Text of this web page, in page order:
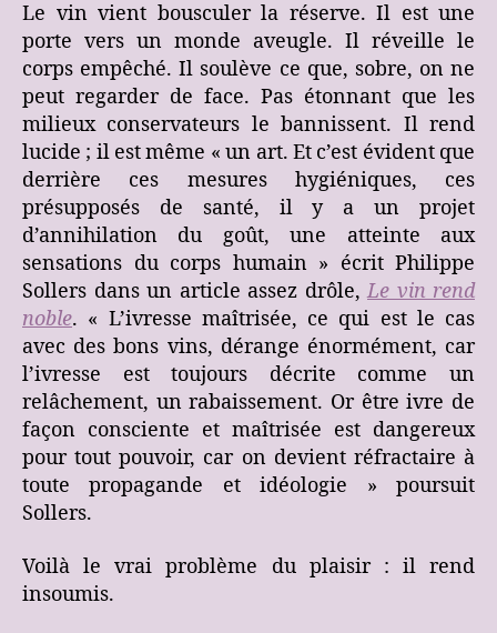
Le vin vient bousculer la réserve. Il est une
porte vers un monde aveugle. Il réveille le
corps empêché. Il soulève ce que, sobre, on ne
peut regarder de face. Pas étonnant que les
milieux conservateurs le bannissent. Il rend
lucide ; il est même « un art. Et c’est évident que
derrière ces mesures hygiéniques, ces
présupposés de santé, il y a un projet
d’annihilation du goût, une atteinte aux
sensations du corps humain » écrit Philippe
Sollers dans un article assez drôle,Le vin rend
noble. « L’ivresse maîtrisée, ce qui est le cas
avec des bons vins, dérange énormément, car
l’ivresse est toujours décrite comme un
relâchement, un rabaissement. Or être ivre de
façon consciente et maîtrisée est dangereux
pour tout pouvoir, car on devient réfractaire à
toute propagande et idéologie » poursuit
Sollers.
Voilà le vrai problème du plaisir : il rend
insoumis.